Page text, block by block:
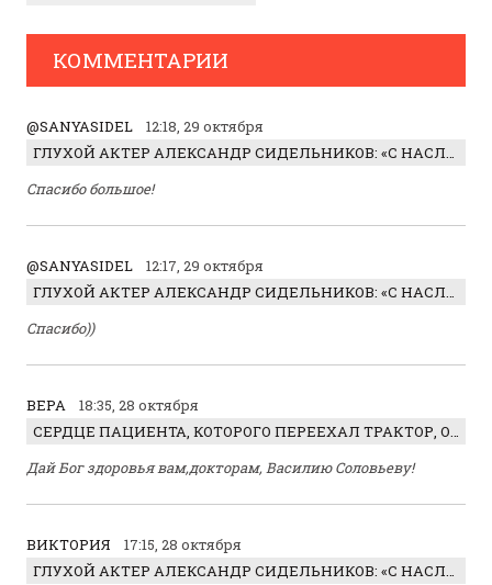
КОММЕНТАРИИ
@SANYASIDEL
12:18, 29 октября
ГЛУХОЙ АКТЕР АЛЕКСАНДР СИДЕЛЬНИКОВ: «С НАСЛАЖДЕНИЕМ ИГРАЛ ОТРИЦАТЕЛЬНОГО ГЕРОЯ!»
Спасибо большое!
@SANYASIDEL
12:17, 29 октября
ГЛУХОЙ АКТЕР АЛЕКСАНДР СИДЕЛЬНИКОВ: «С НАСЛАЖДЕНИЕМ ИГРАЛ ОТРИЦАТЕЛЬНОГО ГЕРОЯ!»
Спасибо))
ВЕРА
18:35, 28 октября
СЕРДЦЕ ПАЦИЕНТА, КОТОРОГО ПЕРЕЕХАЛ ТРАКТОР, ОБНАРУЖИЛИ… В ЖИВОТЕ
Дай Бог здоровья вам,докторам, Василию Соловьеву!
ВИКТОРИЯ
17:15, 28 октября
ГЛУХОЙ АКТЕР АЛЕКСАНДР СИДЕЛЬНИКОВ: «С НАСЛАЖДЕНИЕМ ИГРАЛ ОТРИЦАТЕЛЬНОГО ГЕРОЯ!»